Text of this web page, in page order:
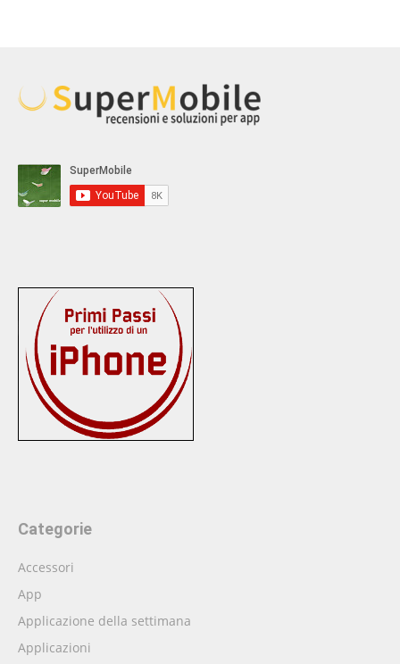
Categorie
Accessori
App
Applicazione della settimana
Applicazioni